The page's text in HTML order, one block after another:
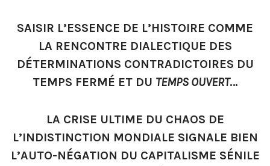
SAISIR L’ESSENCE DE L’HISTOIRE COMME
LA RENCONTRE DIALECTIQUE DES
DÉTERMINATIONS CONTRADICTOIRES DU
TEMPS FERMÉ ET DU TEMPS OUVERT…
LA CRISE ULTIME DU CHAOS DE
L’INDISTINCTION MONDIALE SIGNALE BIEN
L’AUTO-NÉGATION DU CAPITALISME SÉNILE